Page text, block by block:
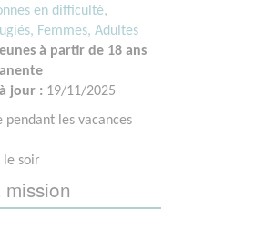
en difficulté,
Femmes, Adultes
à partir de 18 ans
jour : 19/11/2025
pendant les vacances
le soir